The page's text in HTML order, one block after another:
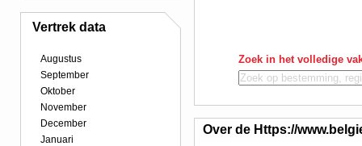
Vertrek data
Augustus
September
Oktober
November
December
Januari
Zoek in het volledige
Over de Https://